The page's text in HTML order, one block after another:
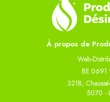
À propos de
Web-
BE
321B,
5070 -